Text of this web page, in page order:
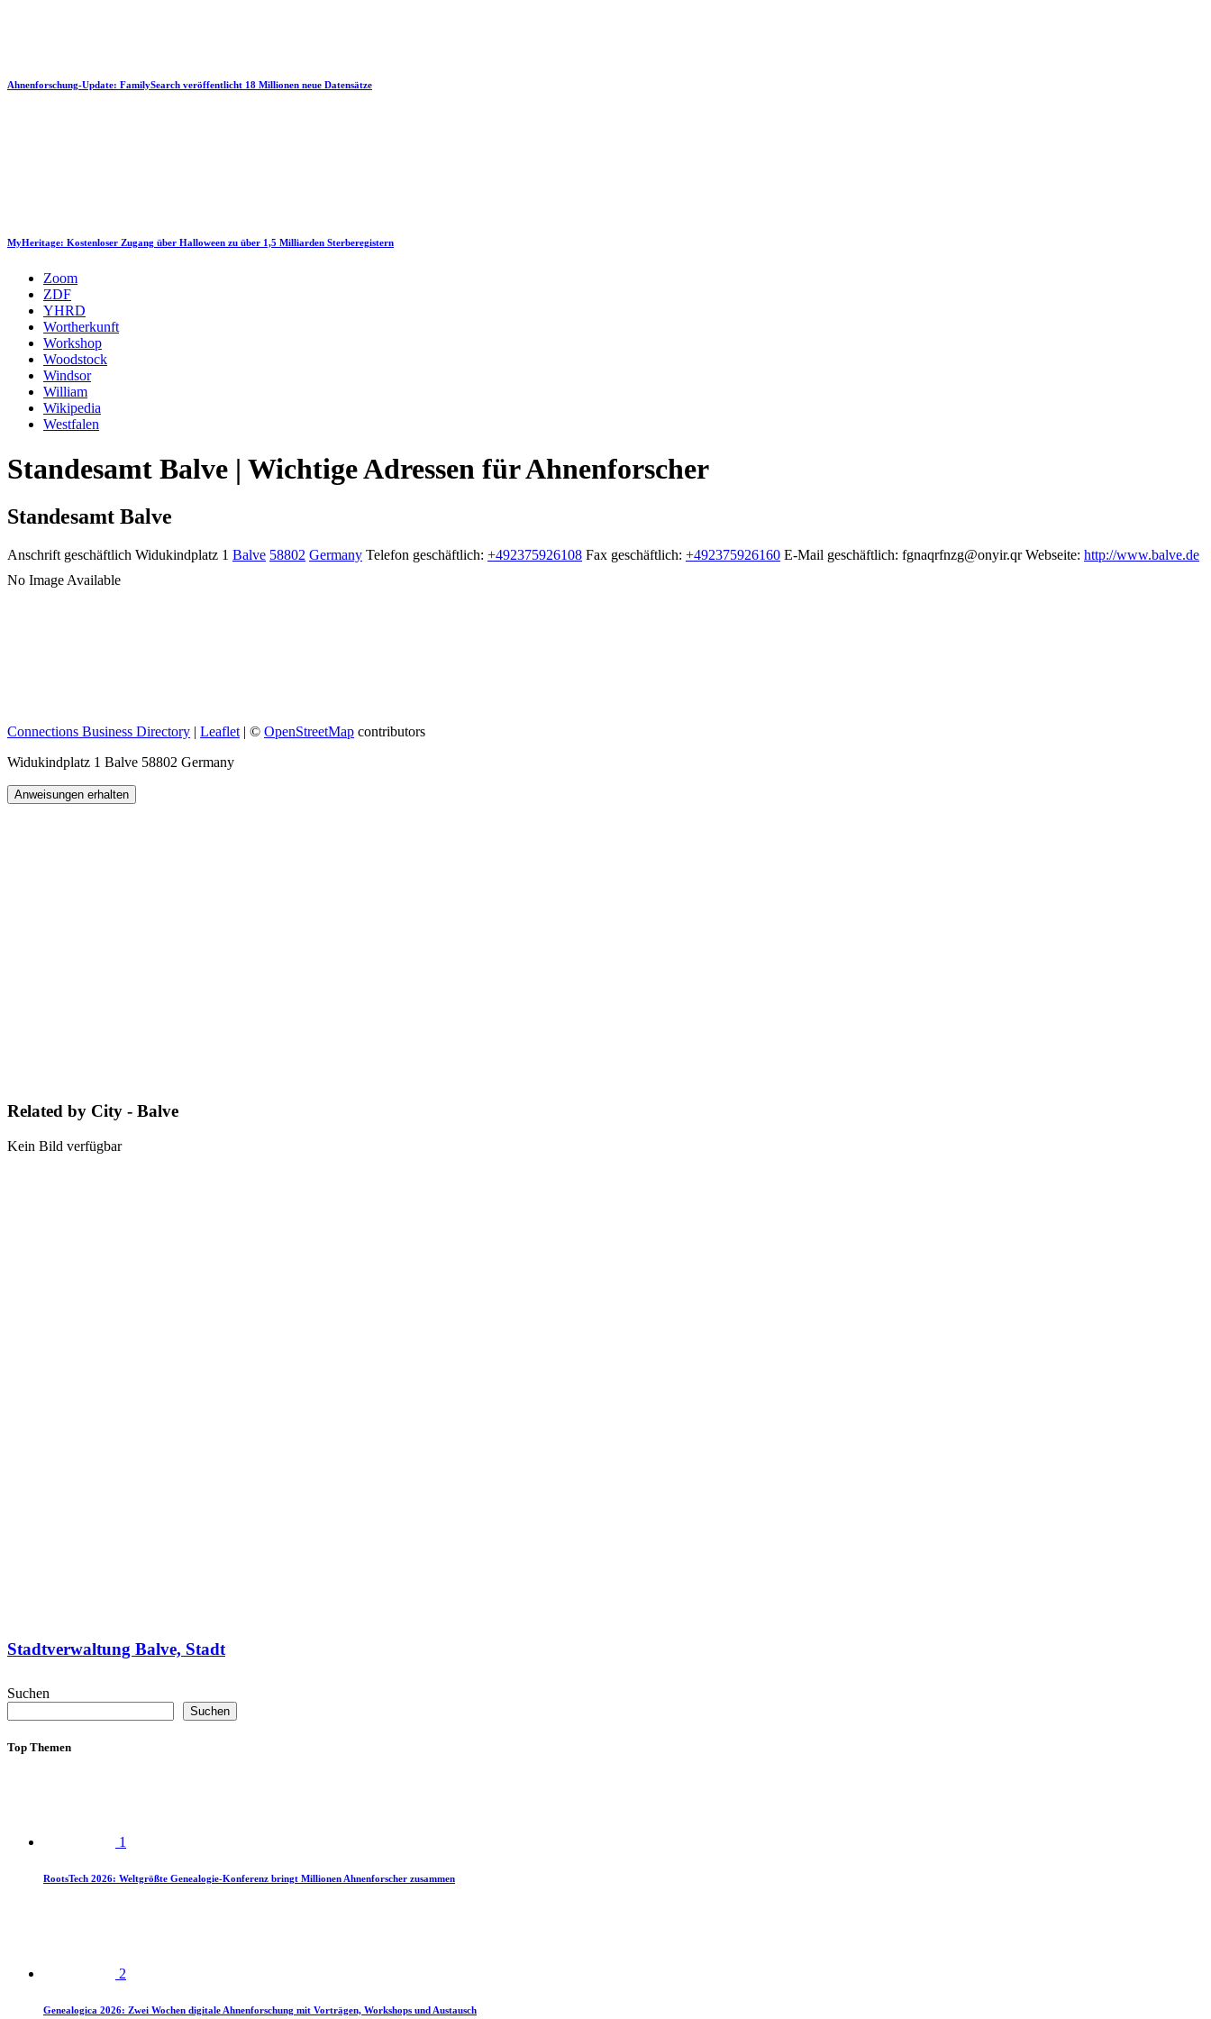
Ahnenforschung-Update: FamilySearch veröffentlicht 18 Millionen neue Datensätze
MyHeritage: Kostenloser Zugang über Halloween zu über 1,5 Milliarden Sterberegistern
Zoom
ZDF
YHRD
Wortherkunft
Workshop
Woodstock
Windsor
William
Wikipedia
Westfalen
Standesamt Balve | Wichtige Adressen für Ahnenforscher
Standesamt Balve
Anschrift geschäftlich Widukindplatz 1 Balve 58802 Germany Telefon geschäftlich: +492375926108 Fax geschäftlich: +492375926160 E-Mail geschäftlich: fgnaqrfnzg@onyir.qr Webseite: http://www.balve.de
No Image Available
Connections Business Directory | Leaflet | © OpenStreetMap contributors
Widukindplatz 1 Balve 58802 Germany
Anweisungen erhalten
Related by City - Balve
Kein Bild verfügbar
Stadtverwaltung Balve, Stadt
Suchen
Suchen
Top Themen
1
RootsTech 2026: Weltgrößte Genealogie-Konferenz bringt Millionen Ahnenforscher zusammen
2
Genealogica 2026: Zwei Wochen digitale Ahnenforschung mit Vorträgen, Workshops und Austausch